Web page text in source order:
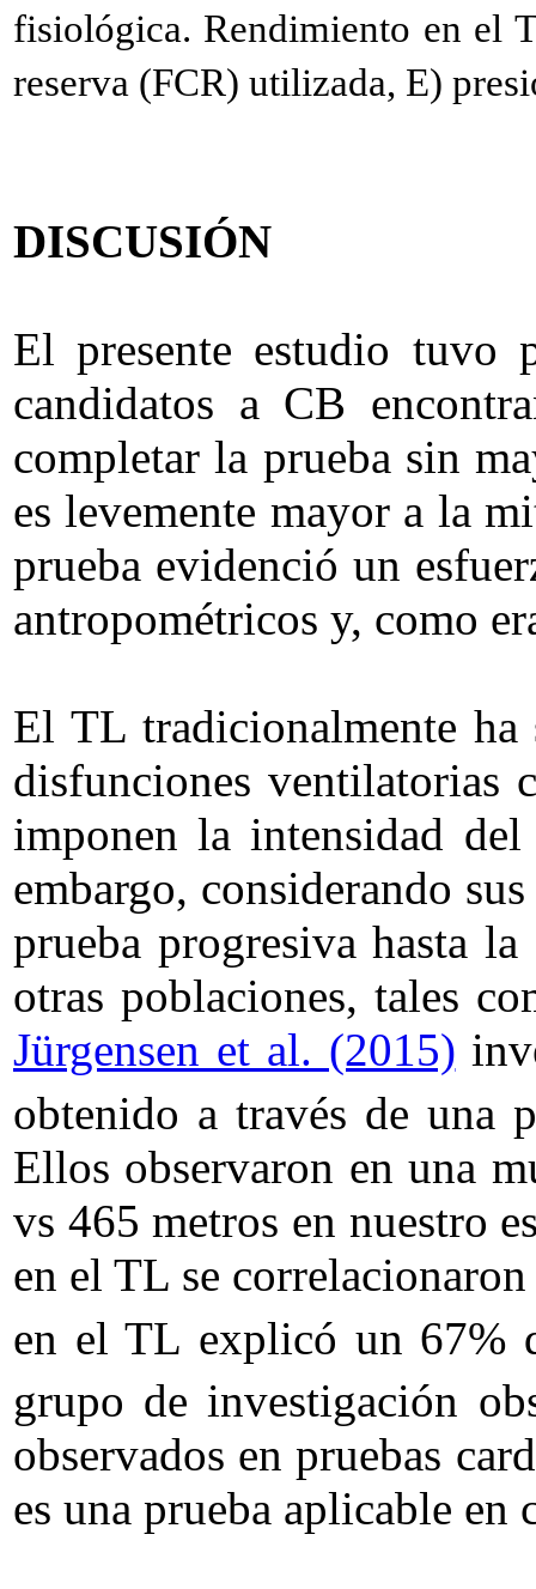
fisiológica. Rendimiento en el
reserva (FCR) utilizada, E)
DISCUSIÓN
El presente estudio tuvo
candidatos a CB
completar la prueba sin
es levemente mayor a la
prueba evidenció un
antropométricos y, como
El TL tradicionalmente ha
disfunciones ventilatorias
imponen la intensidad
embargo, considerando
prueba progresiva hasta
otras poblaciones, tales
Jürgensen et al. (2015)
obtenido a través de una
Ellos observaron en una
vs 465 metros en nuestro
en el TL se
en el TL explicó un 67%
grupo de investigación
observados en pruebas
es una prueba aplicable en